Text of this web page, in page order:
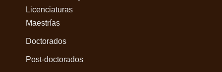
Licenciaturas
Maestrías
Doctorados
Post-doctorados